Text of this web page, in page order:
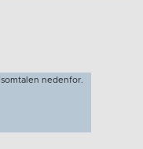
nedenfor.